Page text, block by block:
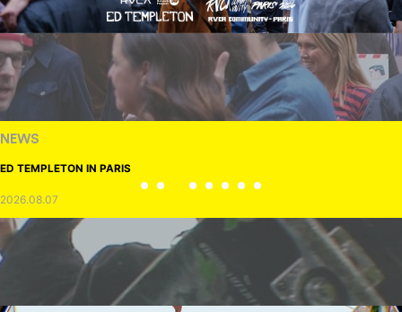
NEWS
ED TEMPLETON IN PARIS
2026.08.07